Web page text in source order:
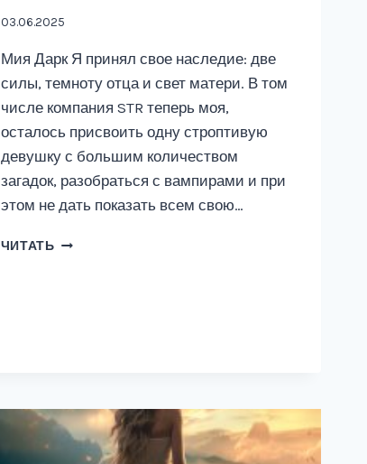
03.06.2025
Мия Дарк Я принял свое наследие: две
силы, темноту отца и свет матери. В том
числе компания STR теперь моя,
осталось присвоить одну строптивую
девушку с большим количеством
загадок, разобраться с вампирами и при
этом не дать показать всем свою…
ЧИТАТЬ В